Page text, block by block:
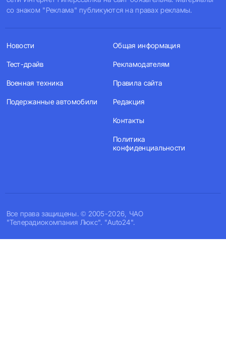
со знаком "Реклама" публикуются на правах рекламы.
Все права защищены. © 2005-2026, ЧАО
"Телерадиокомпания Люкс". "Auto24".
Новости
Тест-драйв
Военная техника
Подержанные автомобили
Общая информация
Рекламодателям
Правила сайта
Редакция
Контакты
Политика
конфиденциальности